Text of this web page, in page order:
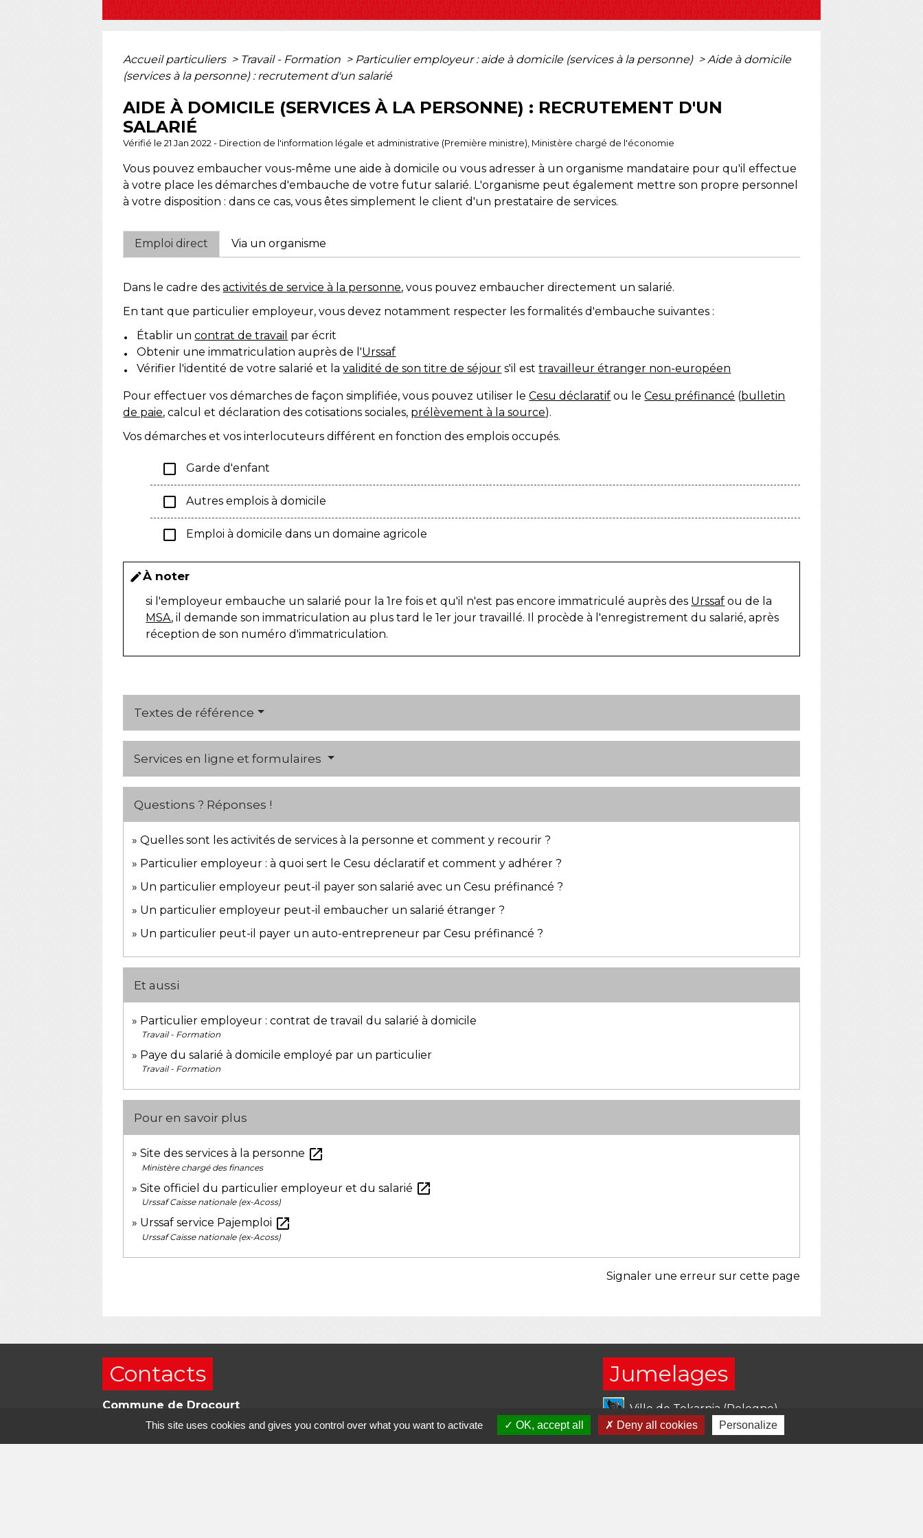
Accueil particuliers > Travail - Formation > Particulier employeur : aide à domicile (services à la personne) > Aide à domicile
(services à la personne) : recrutement d'un salarié
AIDE À DOMICILE (SERVICES À LA PERSONNE) : RECRUTEMENT D'UN
SALARIÉ
Vérifié le 21 Jan 2022 - Direction de l'information légale et administrative (Première ministre), Ministère chargé de l'économie
Vous pouvez embaucher vous-même une aide à domicile ou vous adresser à un organisme mandataire pour qu'il effectue
à votre place les démarches d'embauche de votre futur salarié. L'organisme peut également mettre son propre personnel
à votre disposition : dans ce cas, vous êtes simplement le client d'un prestataire de services.
Emploi direct Via un organisme
Dans le cadre desactivités de service à la personne, vous pouvez embaucher directement un salarié.
En tant que particulier employeur, vous devez notamment respecter les formalités d'embauche suivantes :
Établir uncontrat de travail par écrit
Obtenir une immatriculation auprès de l'Urssaf
Vérifier l'identité de votre salarié et lavalidité de son titre de séjour s'il esttravailleur étranger non-européen
Pour effectuer vos démarches de façon simplifiée, vous pouvez utiliser leCesu déclaratif ou leCesu préfinancé (bulletin
de paie, calcul et déclaration des cotisations sociales, prélèvement à la source).
Vos démarches et vos interlocuteurs différent en fonction des emplois occupés.
check_box_outline_blank Garde d'enfant
check_box_outline_blank Autres emplois à domicile
check_box_outline_blank Emploi à domicile dans un domaine agricole
editÀ noter
si l'employeur embauche un salarié pour la 1re fois et qu'il n'est pas encore immatriculé auprès des Urssaf ou de la
MSA, il demande son immatriculation au plus tard le 1er jour travaillé. Il procède à l'enregistrement du salarié, après
réception de son numéro d'immatriculation.
Textes de référence
Services en ligne et formulaires
Questions ? Réponses !
Quelles sont les activités de services à la personne et comment y recourir ?
Particulier employeur : à quoi sert le Cesu déclaratif et comment y adhérer ?
Un particulier employeur peut-il payer son salarié avec un Cesu préfinancé ?
Un particulier employeur peut-il embaucher un salarié étranger ?
Un particulier peut-il payer un auto-entrepreneur par Cesu préfinancé ?
Et aussi
Particulier employeur : contrat de travail du salarié à domicile
Travail - Formation
Paye du salarié à domicile employé par un particulier
Travail - Formation
Pour en savoir plus
Site des services à la personne open_in_new
Ministère chargé des finances
Site officiel du particulier employeur et du salarié open_in_new
Urssaf Caisse nationale (ex-Acoss)
Urssaf service Pajemploi open_in_new
Urssaf Caisse nationale (ex-Acoss)
Signaler une erreur sur cette page
Contacts
Commune de Drocourt
49, Route d'Arras
Jumelages
Ville de Tokarnia (Pologne)
This site uses cookies and gives you control over what you want to activate OK, accept all Deny all cookies Personalize